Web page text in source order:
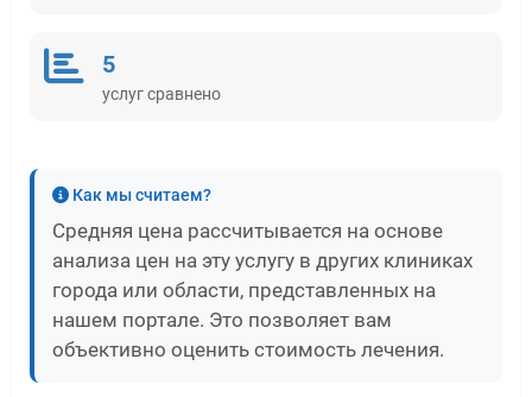
5
услуг сравнено
Как мы считаем?
Средняя цена рассчитывается на основе
анализа цен на эту услугу в других клиниках
города или области, представленных на
нашем портале. Это позволяет вам
объективно оценить стоимость лечения.